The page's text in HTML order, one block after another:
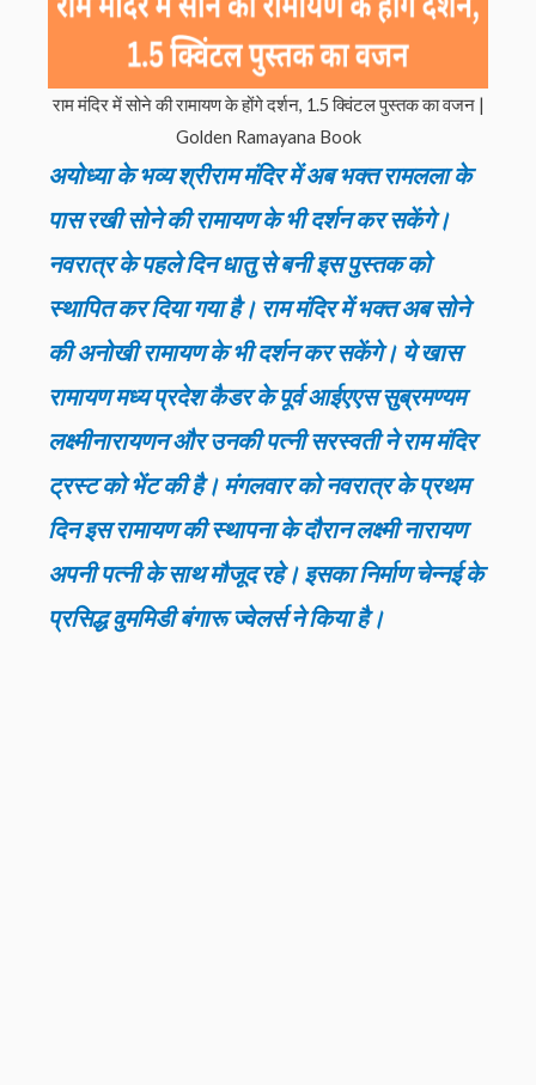
राम मंदिर में सोने की रामायण के होंगे दर्शन, 1.5 क्विंटल पुस्तक का वजन |
Golden Ramayana Book
अयोध्या के भव्य श्रीराम मंदिर में अब भक्त रामलला के
पास रखी सोने की रामायण के भी दर्शन कर सकेंगे।
नवरात्र के पहले दिन धातु से बनी इस पुस्तक को
स्थापित कर दिया गया है। राम मंदिर में भक्त अब सोने
की अनोखी रामायण के भी दर्शन कर सकेंगे। ये खास
रामायण मध्य प्रदेश कैडर के पूर्व आईएएस सुब्रमण्यम
लक्ष्मीनारायणन और उनकी पत्नी सरस्वती ने राम मंदिर
ट्रस्ट को भेंट की है। मंगलवार को नवरात्र के प्रथम
दिन इस रामायण की स्थापना के दौरान लक्ष्मी नारायण
अपनी पत्नी के साथ मौजूद रहे। इसका निर्माण चेन्नई के
प्रसिद्ध वुममिडी बंगारू ज्वेलर्स ने किया है।